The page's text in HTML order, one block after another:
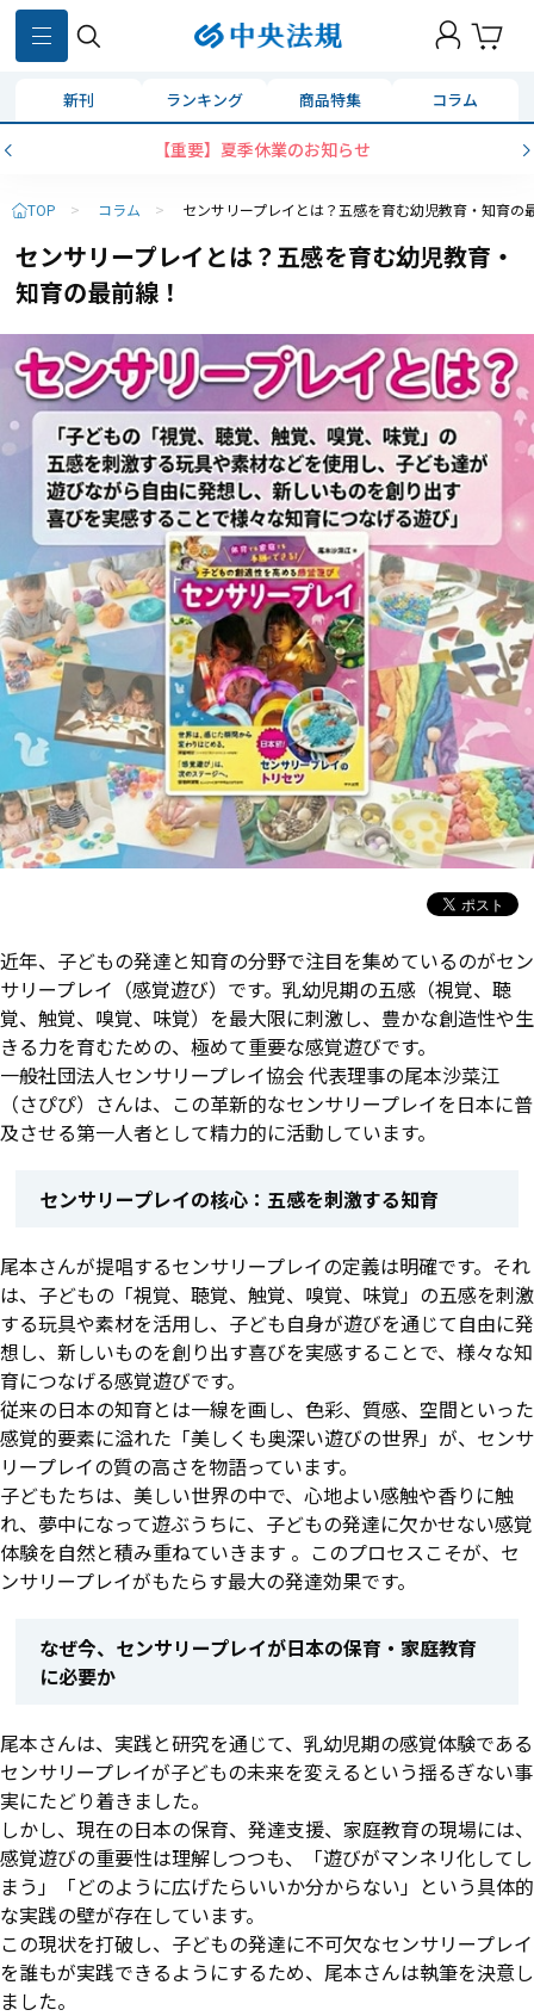
新刊 ランキング 商品特集 コラム
【重要】夏季休業のお知らせ
TOP > コラム > センサリープレイとは？五感を育む幼児教育・知育の
センサリープレイとは？五感を育む幼児教育・
知育の最前線！
近年、子どもの発達と知育の分野で注目を集めているのがセン
サリープレイ（感覚遊び）です。乳幼児期の五感（視覚、聴
覚、触覚、嗅覚、味覚）を最大限に刺激し、豊かな創造性や生
きる力を育むための、極めて重要な感覚遊びです。
一般社団法人センサリープレイ協会 代表理事の尾本沙菜江
（さぴぴ）さんは、この革新的なセンサリープレイを日本に普
及させる第一人者として精力的に活動しています。
センサリープレイの核心：五感を刺激する知育
尾本さんが提唱するセンサリープレイの定義は明確です。それ
は、子どもの「視覚、聴覚、触覚、嗅覚、味覚」の五感を刺激
する玩具や素材を活用し、子ども自身が遊びを通じて自由に発
想し、新しいものを創り出す喜びを実感することで、様々な知
育につなげる感覚遊びです。
従来の日本の知育とは一線を画し、色彩、質感、空間といった
感覚的要素に溢れた「美しくも奥深い遊びの世界」が、センサ
リープレイの質の高さを物語っています。
子どもたちは、美しい世界の中で、心地よい感触や香りに触
れ、夢中になって遊ぶうちに、子どもの発達に欠かせない感覚
体験を自然と積み重ねていきます 。このプロセスこそが、セ
ンサリープレイがもたらす最大の発達効果です。
なぜ今、センサリープレイが日本の保育・家庭教育
に必要か
尾本さんは、実践と研究を通じて、乳幼児期の感覚体験である
センサリープレイが子どもの未来を変えるという揺るぎない事
実にたどり着きました。
しかし、現在の日本の保育、発達支援、家庭教育の現場には、
感覚遊びの重要性は理解しつつも、「遊びがマンネリ化してし
まう」「どのように広げたらいいか分からない」という具体的
な実践の壁が存在しています。
この現状を打破し、子どもの発達に不可欠なセンサリープレイ
を誰もが実践できるようにするため、尾本さんは執筆を決意し
ました。